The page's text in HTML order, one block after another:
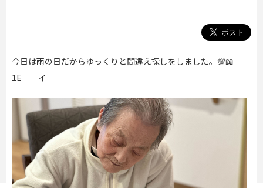
今日は雨の日だからゆっくりと間違え探しをしました。💯📖
1E イ